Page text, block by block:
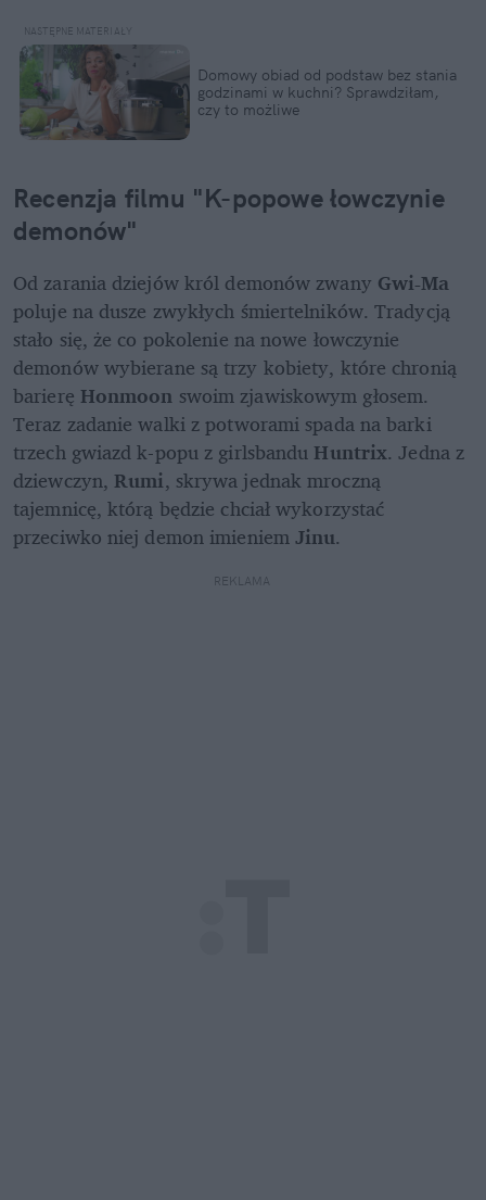
Domowy obiad od podstaw bez stania
godzinami w kuchni? Sprawdziłam,
czy to możliwe
Recenzja filmu "K-popowe łowczynie
demonów"
Od zarania dziejów król demonów zwany Gwi-Ma
poluje na dusze zwykłych śmiertelników. Tradycją
stało się, że co pokolenie na nowe łowczynie
demonów wybierane są trzy kobiety, które chronią
barierę Honmoon swoim zjawiskowym głosem.
Teraz zadanie walki z potworami spada na barki
trzech gwiazd k-popu z girlsbandu Huntrix. Jedna z
dziewczyn, Rumi, skrywa jednak mroczną
tajemnicę, którą będzie chciał wykorzystać
przeciwko niej demon imieniem Jinu.
REKLAMA